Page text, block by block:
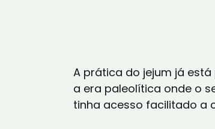
A prática do jejum já
a era paleolítica onde o
tinha acesso facilitado a